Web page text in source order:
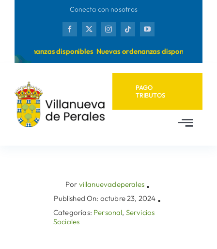
Conecta con nosotros
ordenanzas disponibles Nuevas ordenanzas disponibles
PAGO
TRIBUTOS
AyuntamientoPor villanuevadeperales ▪
Published On: octubre 23, 2024 ▪
Categorías: Personal, Servicios
Sociales